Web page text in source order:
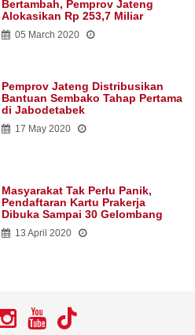
Bertambah, Pemprov Jateng
Alokasikan Rp 253,7 Miliar
05 March 2020
Pemprov Jateng Distribusikan
Bantuan Sembako Tahap Pertama
di Jabodetabek
17 May 2020
Masyarakat Tak Perlu Panik,
Pendaftaran Kartu Prakerja
Dibuka Sampai 30 Gelombang
13 April 2020